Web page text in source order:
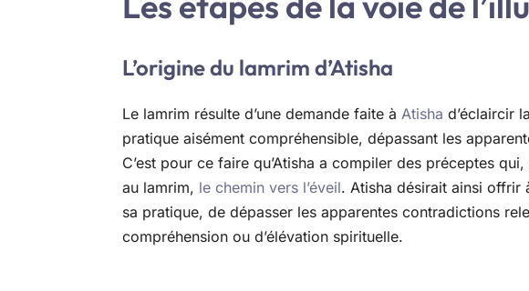
L’origine du lamrim d’Atisha
Le lamrim résulte d’une demande faite à Atisha d’éclaircir
pratique aisément compréhensible, dépassant les
C’est pour ce faire qu’Atisha a compiler des préceptes
au lamrim, le chemin vers l’éveil. Atisha désirait ainsi offrir
sa pratique, de dépasser les apparentes contradictions
compréhension ou d’élévation spirituelle.